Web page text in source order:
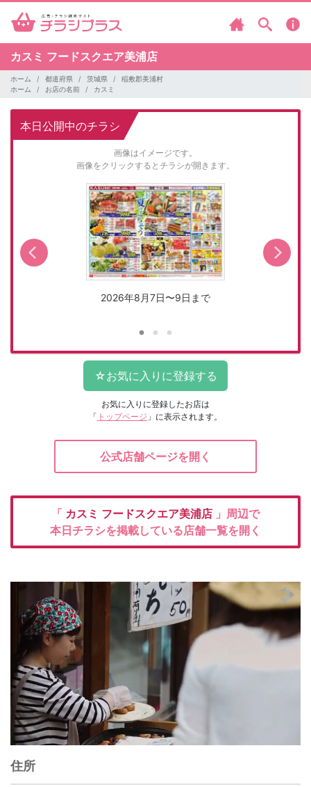
カスミ フードスクエア美浦店
ホーム 都道府県 茨城県
稲敷郡美浦村
ホーム
お店の名前 カスミ
本日公開中のチラシ
画像はイメージです。
画像をクリックするとチラシが開きます。
2026年8月7日〜9日まで
お気に入りに登録したお店は
「 トップページ 」に表示されます。
公式店舗ページを開く
「 カスミ フードスクエア美浦店 」周辺で
本日チラシを掲載している店舗一覧を開く
住所